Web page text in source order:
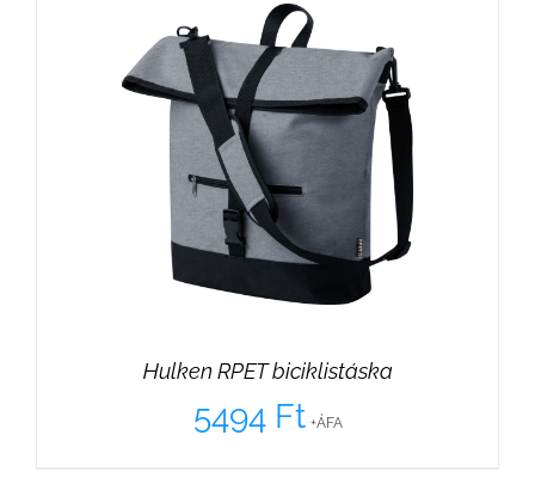
Hulken RPET biciklistáska
5494 Ft +ÁFA